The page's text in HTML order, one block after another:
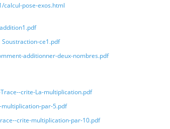
calcul-pose-exos.html
Soustraction-ce1.pdf
additionner-deux-nombres.pdf
crite-La-multiplication.pdf
multiplication-par-5.pdf
crite-multiplication-par-10.pdf